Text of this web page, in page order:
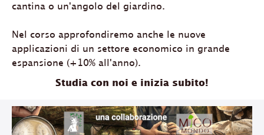
cantina o un'angolo del giardino.
Nel corso approfondiremo anche le nuove
applicazioni di un settore economico in grande
espansione (+10% all'anno).
Studia con noi e inizia subito!